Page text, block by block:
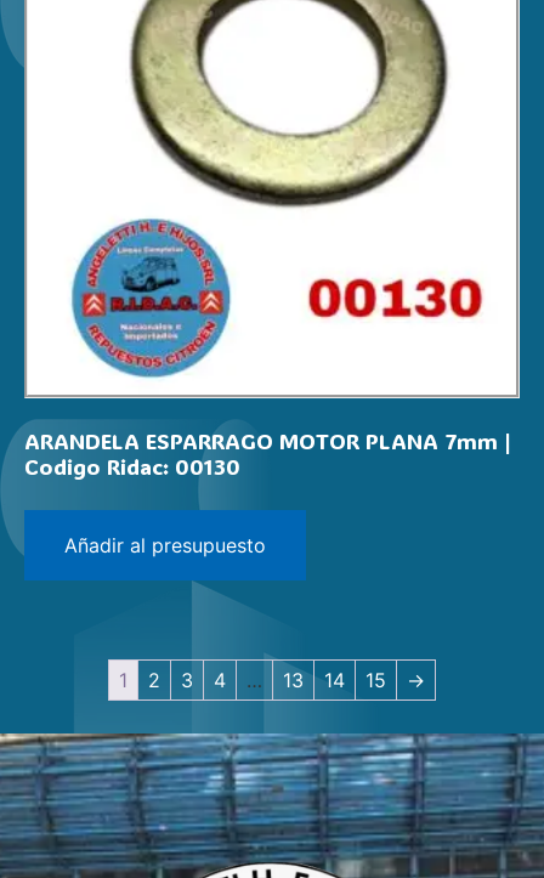
ARANDELA ESPARRAGO MOTOR PLANA 7mm |
Codigo Ridac: 00130
Añadir al presupuesto
1 2 3 4 … 13 14 15 →